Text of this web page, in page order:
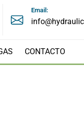
Email:
CONTACTO